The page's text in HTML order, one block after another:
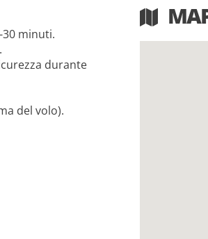
minuti.
durante
del volo).